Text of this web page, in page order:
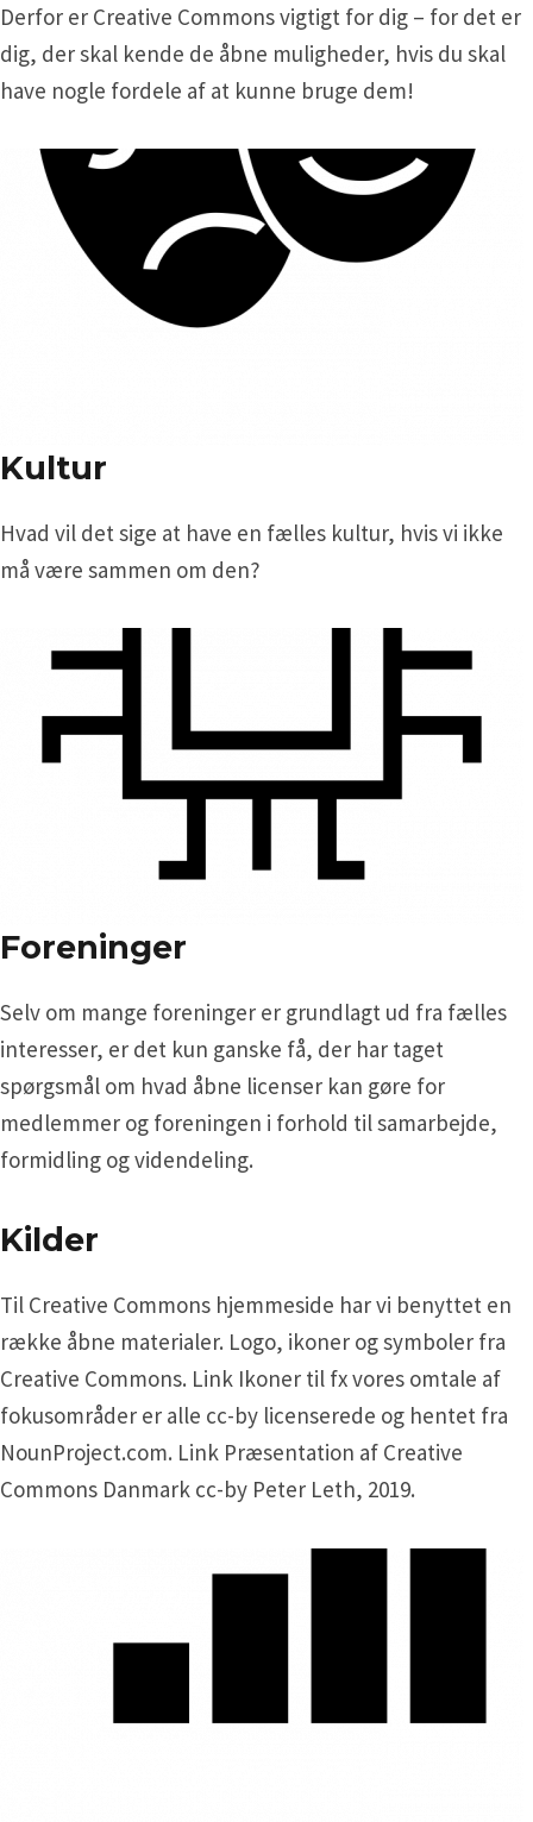
Derfor er Creative Commons vigtigt for dig – for det er
dig, der skal kende de åbne muligheder, hvis du skal
have nogle fordele af at kunne bruge dem!
Kultur
Hvad vil det sige at have en fælles kultur, hvis vi ikke
må være sammen om den?
Foreninger
Selv om mange foreninger er grundlagt ud fra fælles
interesser, er det kun ganske få, der har taget
spørgsmål om hvad åbne licenser kan gøre for
medlemmer og foreningen i forhold til samarbejde,
formidling og videndeling.
Kilder
Til Creative Commons hjemmeside har vi benyttet en
række åbne materialer. Logo, ikoner og symboler fra
Creative Commons. Link Ikoner til fx vores omtale af
fokusområder er alle cc-by licenserede og hentet fra
NounProject.com. Link Præsentation af Creative
Commons Danmark cc-by Peter Leth, 2019.